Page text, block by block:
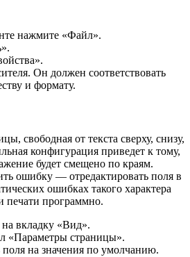
нажмите «Файл».
Он должен соответствовать
и формату.
свободная от текста сверху, снизу,
конфигурация приведет к тому,
будет смещено по краям.
ошибку — отредактировать поля в
ошибках такого характера
печати программно.
вкладку «Вид».
«Параметры страницы».
на значения по умолчанию.